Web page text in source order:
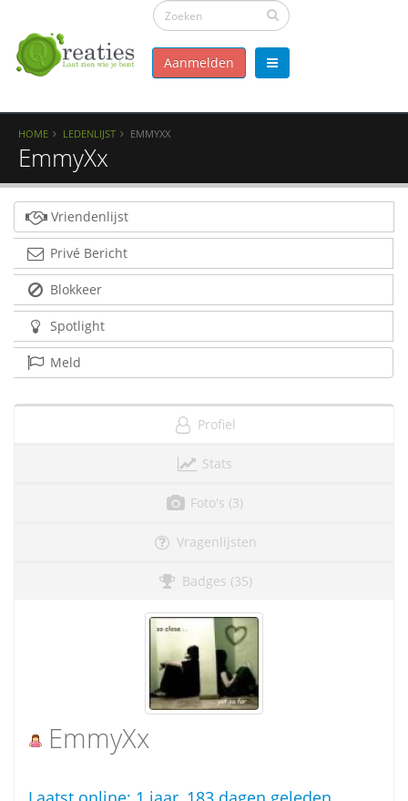
Aanmelden
HOME LEDENLIJST EMMYXX
EmmyXx
Vriendenlijst
Privé Bericht
Blokkeer
Spotlight
Meld
Profiel
Stats
Foto's (3)
Vragenlijsten
Badges (35)
EmmyXx